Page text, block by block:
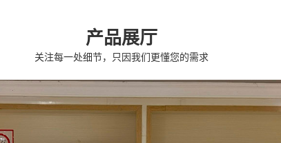
产品展厅
关注每一处细节，只因我们更懂您的需求